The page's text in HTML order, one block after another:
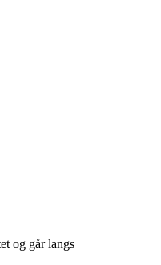
og går langs